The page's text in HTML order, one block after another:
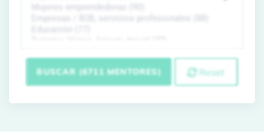
BUSCAR (6711 MENTORES) Reset